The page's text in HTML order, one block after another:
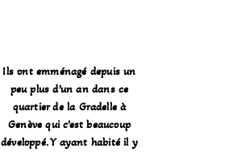
Ils ont emménagé depuis un
peu plus d’un an dans ce
quartier de la Gradelle à
Genève qui c’est beaucoup
développé. Y ayant habité il y